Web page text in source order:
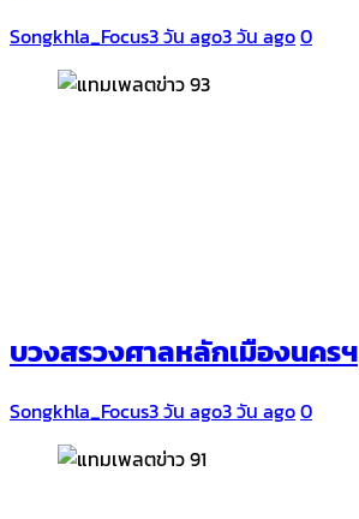
Songkhla_Focus3 วัน ago3 วัน ago0
บวงสรวงศาลหลักเมืองนครฯ
Songkhla_Focus3 วัน ago3 วัน ago0